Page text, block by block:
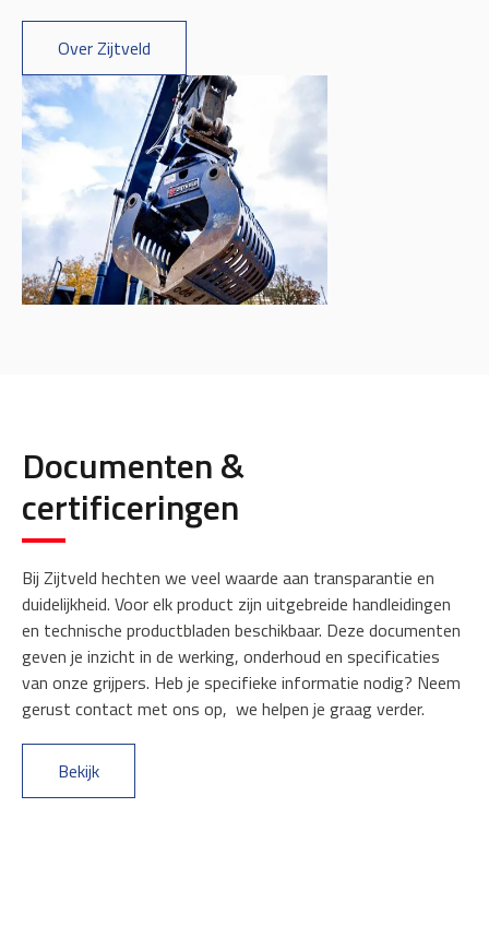
Over Zijtveld
Documenten &
certificeringen
Bij Zijtveld hechten we veel waarde aan transparantie en
duidelijkheid. Voor elk product zijn uitgebreide handleidingen
en technische productbladen beschikbaar. Deze documenten
geven je inzicht in de werking, onderhoud en specificaties
van onze grijpers. Heb je specifieke informatie nodig? Neem
gerust contact met ons op, we helpen je graag verder.
Bekijk